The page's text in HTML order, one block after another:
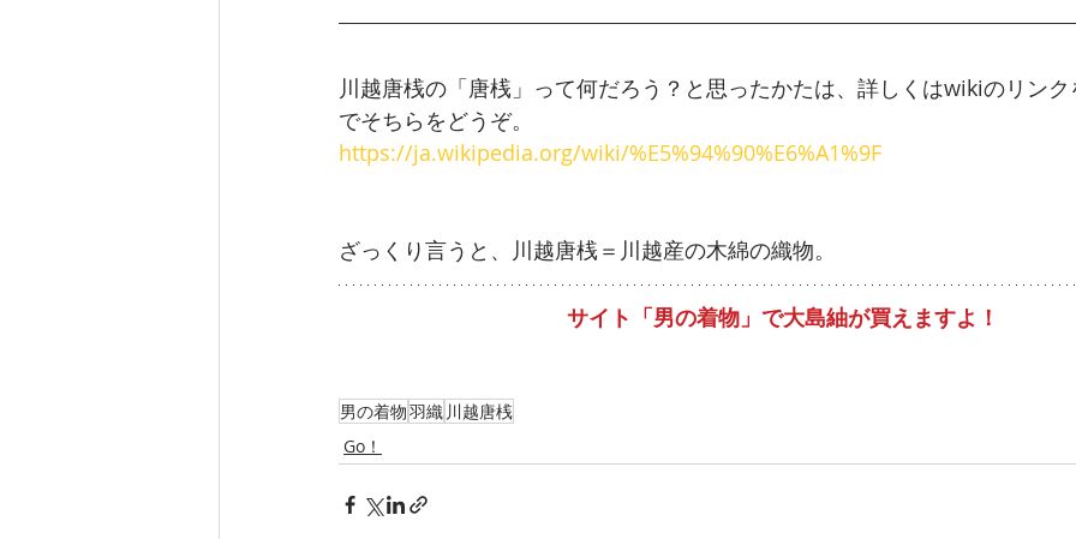
川越唐桟の「唐桟」って何だろう？と思ったかたは、詳しくはwikiのリン
でそちらをどうぞ。
https://ja.wikipedia.org/wiki/%E5%94%90%E6%A1%9F
ざっくり言うと、川越唐桟＝川越産の木綿の織物。
サイト「男の着物」で大島紬が買えますよ！
男の着物羽織 川越唐桟
Go！